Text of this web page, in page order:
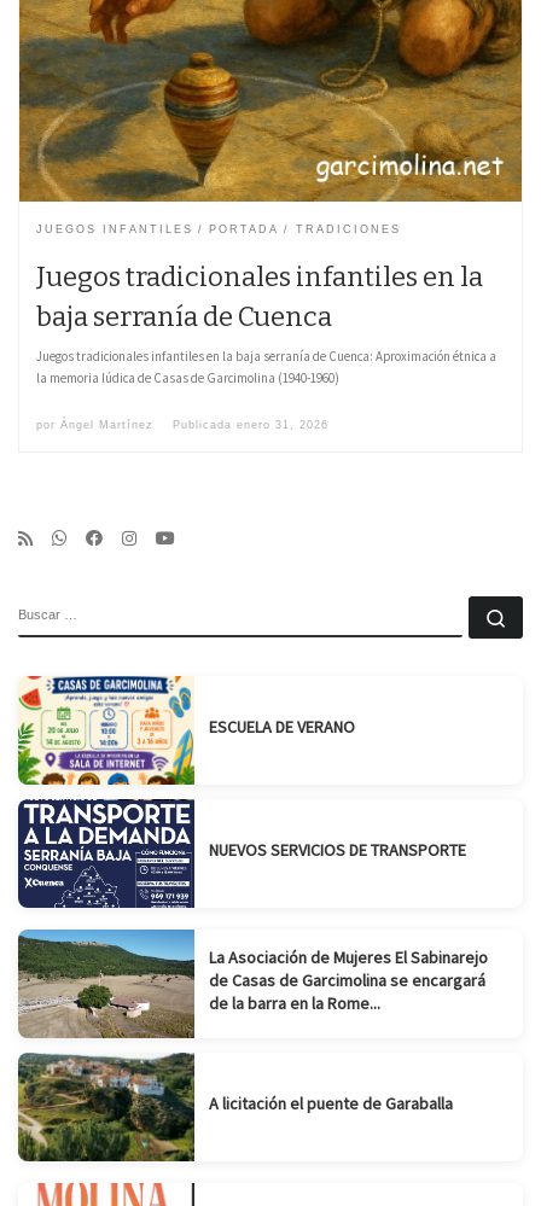
JUEGOS INFANTILES PORTADA TRADICIONES
Juegos tradicionales infantiles en la
baja serranía de Cuenca
Juegos tradicionales infantiles en la baja serranía de Cuenca: Aproximación étnica a
la memoria lúdica de Casas de Garcimolina (1940-1960)
por Ángel Martínez Publicada enero 31, 2026
ESCUELA DE VERANO
NUEVOS SERVICIOS DE TRANSPORTE
La Asociación de Mujeres El Sabinarejo
de Casas de Garcimolina se encargará
de la barra en la Rome...
A licitación el puente de Garaballa